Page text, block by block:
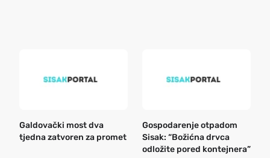
Galdovački most dva
tjedna zatvoren za promet
Gospodarenje otpadom
Sisak: “Božićna drvca
odložite pored kontejnera”